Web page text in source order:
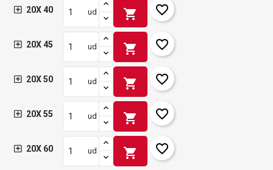
20X 40 ud shopping_cart favorite_border
20X 45 ud shopping_cart favorite_border
20X 50 ud shopping_cart favorite_border
20X 55 ud shopping_cart favorite_border
20X 60 ud shopping_cart favorite_border